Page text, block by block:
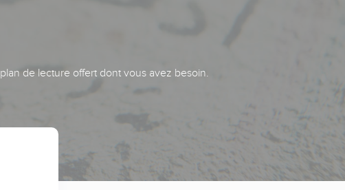
de lecture offert dont vous avez besoin.